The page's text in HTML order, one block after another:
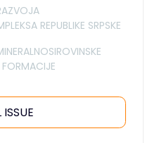
REPUBLIKE SRPSKE
ISSUE